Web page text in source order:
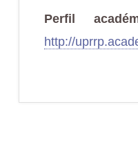
Perfil
http://